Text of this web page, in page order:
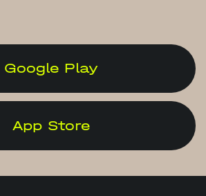
Google Play
App Store